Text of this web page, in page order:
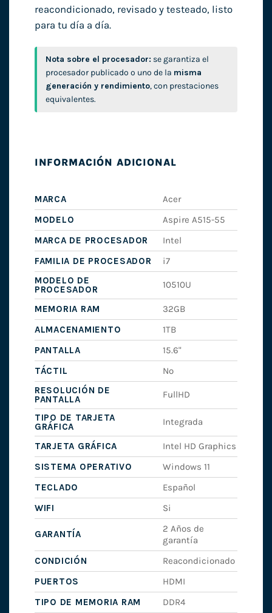
reacondicionado, revisado y testeado, listo
para tu día a día.
Nota sobre el procesador: se garantiza el
procesador publicado o uno de la misma
generación y rendimiento, con prestaciones
equivalentes.
INFORMACIÓN ADICIONAL
MARCA
Acer
MODELO
Aspire A515-55
MARCA DE PROCESADOR
Intel
FAMILIA DE PROCESADOR
i7
MODELO DE
PROCESADOR
10510U
MEMORIA RAM
32GB
ALMACENAMIENTO
1TB
PANTALLA
15.6"
TÁCTIL
No
RESOLUCIÓN DE
PANTALLA
FullHD
TIPO DE TARJETA
GRÁFICA
Integrada
TARJETA GRÁFICA
Intel HD Graphics
SISTEMA OPERATIVO
Windows 11
TECLADO
Español
WIFI
Si
GARANTÍA
2 Años de
garantía
CONDICIÓN
Reacondicionado
PUERTOS
HDMI
TIPO DE MEMORIA RAM
DDR4